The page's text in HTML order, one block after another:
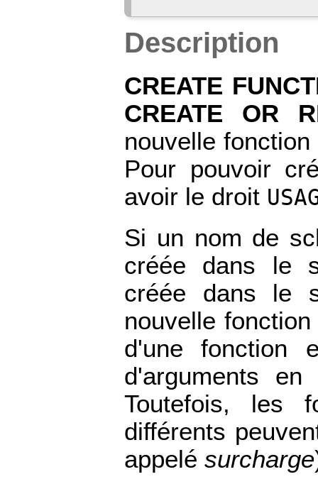
Description
CREATE
CREATE OR
nouvelle
Pour pouvoir
avoir le droit
Si un nom de
créée dans le
créée dans le
nouvelle
d'une fonction
d'arguments
Toutefois, les
différents
appelé surcharge